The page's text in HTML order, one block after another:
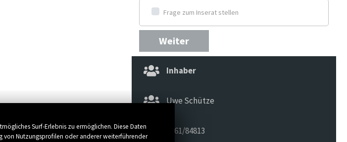
Frage zum Inserat stellen
Weiter
Inhaber
Uwe Schütze
0561/84813
Surf-Erlebnis zu ermöglichen. Diese Daten
von Nutzungsprofilen oder anderer weiterführender